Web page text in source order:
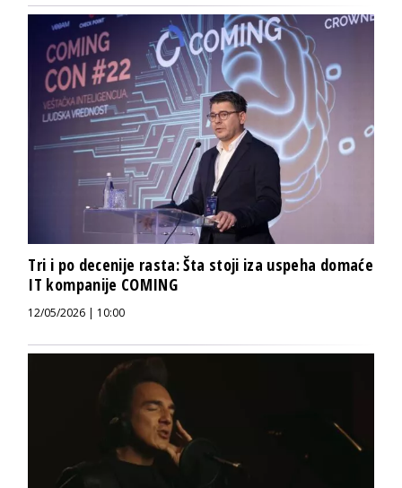
Tri i po decenije rasta: Šta stoji iza uspeha domaće
IT kompanije COMING
12/05/2026 | 10:00